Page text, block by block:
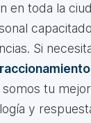
en toda la
Si
somos tu
y